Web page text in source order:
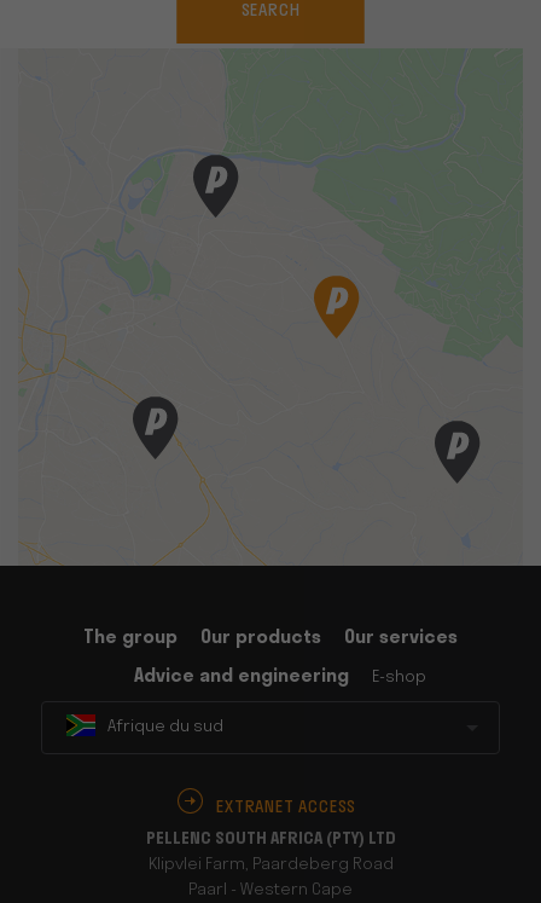
SEARCH
The group Our products
Our services
Advice and engineering
E-shop
Afrique du sud
EXTRANET ACCESS
PELLENC SOUTH AFRICA (PTY) LTD
Klipvlei Farm, Paardeberg Road
Paarl - Western Cape